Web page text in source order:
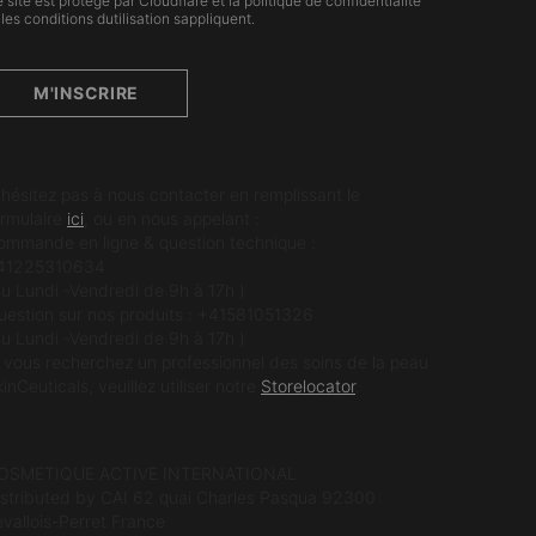
conditions dutilisation sappliquent.
M'INSCRIRE
ici
Storelocator.